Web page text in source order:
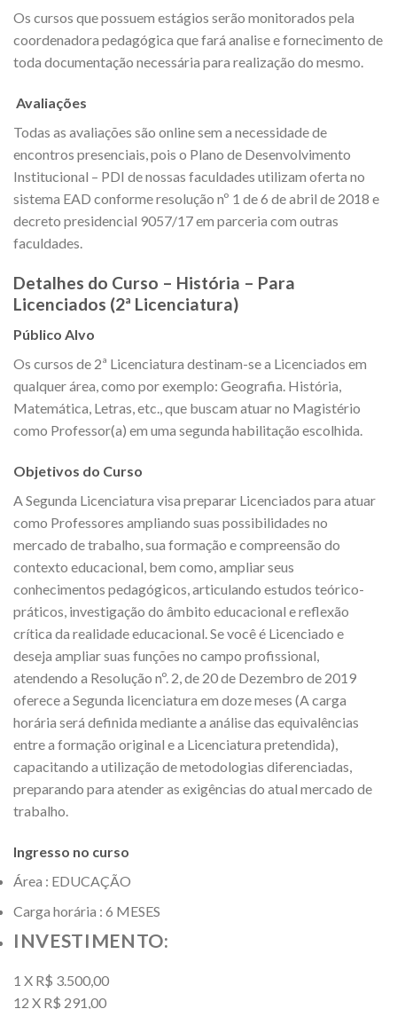
Os cursos que possuem estágios serão monitorados pela
coordenadora pedagógica que fará analise e fornecimento de
toda documentação necessária para realização do mesmo.
Avaliações
Todas as avaliações são online sem a necessidade de
encontros presenciais, pois o Plano de Desenvolvimento
Institucional – PDI de nossas faculdades utilizam oferta no
sistema EAD conforme resolução nº 1 de 6 de abril de 2018 e
decreto presidencial 9057/17 em parceria com outras
faculdades.
Detalhes do Curso – História – Para
Licenciados (2ª Licenciatura)
Público Alvo
Os cursos de 2ª Licenciatura destinam-se a Licenciados em
qualquer área, como por exemplo: Geografia. História,
Matemática, Letras, etc., que buscam atuar no Magistério
como Professor(a) em uma segunda habilitação escolhida.
Objetivos do Curso
A Segunda Licenciatura visa preparar Licenciados para atuar
como Professores ampliando suas possibilidades no
mercado de trabalho, sua formação e compreensão do
contexto educacional, bem como, ampliar seus
conhecimentos pedagógicos, articulando estudos teórico-
práticos, investigação do âmbito educacional e reflexão
crítica da realidade educacional. Se você é Licenciado e
deseja ampliar suas funções no campo profissional,
atendendo a Resolução nº. 2, de 20 de Dezembro de 2019
oferece a Segunda licenciatura em doze meses (A carga
horária será definida mediante a análise das equivalências
entre a formação original e a Licenciatura pretendida),
capacitando a utilização de metodologias diferenciadas,
preparando para atender as exigências do atual mercado de
trabalho.
Ingresso no curso
Área : EDUCAÇÃO
Carga horária : 6 MESES
INVESTIMENTO:
1 X R$ 3.500,00
12 X R$ 291,00